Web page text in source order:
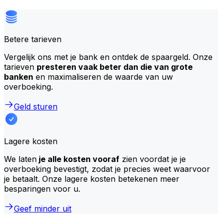
Betere tarieven
Vergelijk ons met je bank en ontdek de spaargeld. Onze
tarieven presteren vaak beter dan die van grote
banken en maximaliseren de waarde van uw
overboeking.
Geld sturen
Lagere kosten
We laten je alle kosten vooraf zien voordat je je
overboeking bevestigt, zodat je precies weet waarvoor
je betaalt. Onze lagere kosten betekenen meer
besparingen voor u.
Geef minder uit